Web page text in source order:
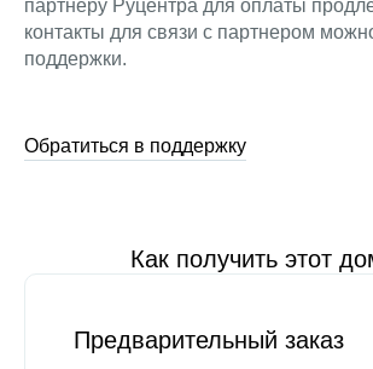
партнеру Руцентра для оплаты
контакты для связи с партнером
поддержки.
Обратиться в поддержку
Как получить этот
Предварительный заказ